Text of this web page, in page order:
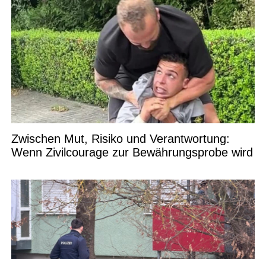
Zwischen Mut, Risiko und Verantwortung:
Wenn Zivilcourage zur Bewährungsprobe wird